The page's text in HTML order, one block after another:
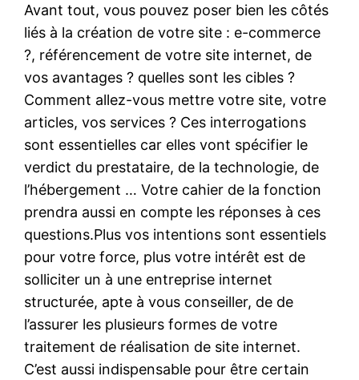
Avant tout, vous pouvez poser bien les côtés
liés à la création de votre site : e-commerce
?, référencement de votre site internet, de
vos avantages ? quelles sont les cibles ?
Comment allez-vous mettre votre site, votre
articles, vos services ? Ces interrogations
sont essentielles car elles vont spécifier le
verdict du prestataire, de la technologie, de
l’hébergement … Votre cahier de la fonction
prendra aussi en compte les réponses à ces
questions.Plus vos intentions sont essentiels
pour votre force, plus votre intérêt est de
solliciter un à une entreprise internet
structurée, apte à vous conseiller, de de
l’assurer les plusieurs formes de votre
traitement de réalisation de site internet.
C’est aussi indispensable pour être certain